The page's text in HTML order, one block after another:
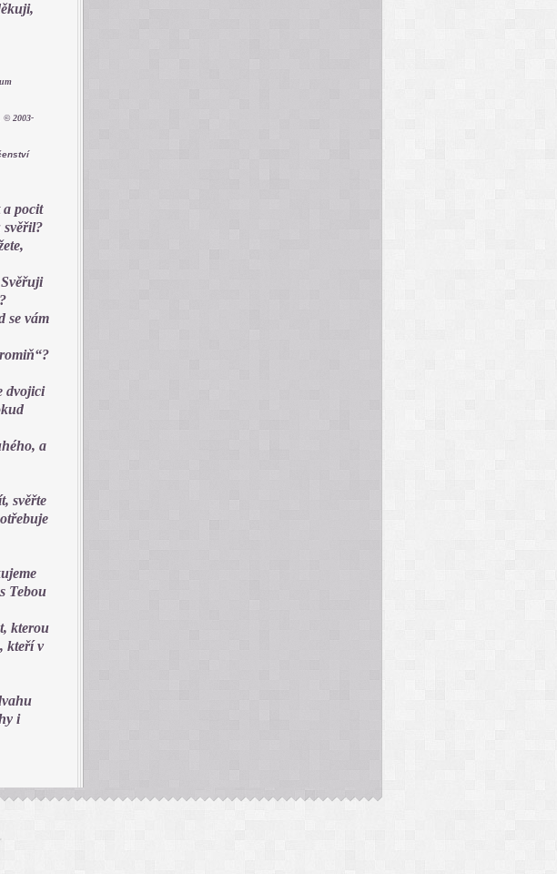
© 2003-
a pocit
svěřil?
se vám
dvojici
a
svěřte
Tebou
kterou
kteří v
i